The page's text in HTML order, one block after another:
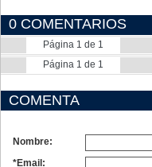
0 COMENTARIOS
Página 1 de 1
Página 1 de 1
COMENTA
Nombre:
*Email: